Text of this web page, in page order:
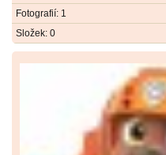
Fotografií: 1
Složek: 0